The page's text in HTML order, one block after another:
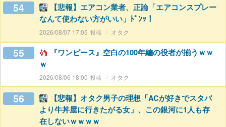
54
【悲報】エアコン業者、正論「エアコンスプレー
なんて使わない方がいい」ﾄﾞﾝｯ！
2026/08/07 17:05 オタク
55
『ワンピース』空白の100年編の役者が揃うｗｗ
ｗ
2026/08/06 18:00 オタク
56
【悲報】オタク男子の理想「ACが好きでスタバ
より牛丼屋に行きたがる女」、この銀河に1人も存
在しないｗｗｗｗ